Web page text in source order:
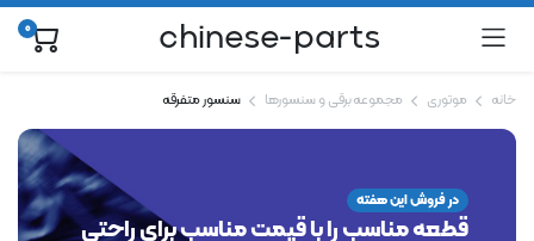
chinese-parts
0
خانه موتوری مجموعه برقی و سنسورها سنسور متفرقه
در فروش این هفته
قطعه مناسب را با قیمت مناسب برای راحتی